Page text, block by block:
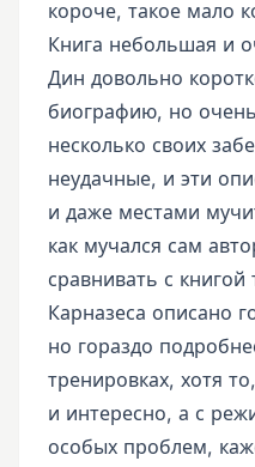
короче, такое мало
Книга небольшая и
Дин довольно
биографию, но
несколько своих
неудачные, и эти
и даже местами
как мучался сам
сравнивать с
Карназеса описано
но гораздо
тренировках, хотя
и интересно, а с
особых проблем,